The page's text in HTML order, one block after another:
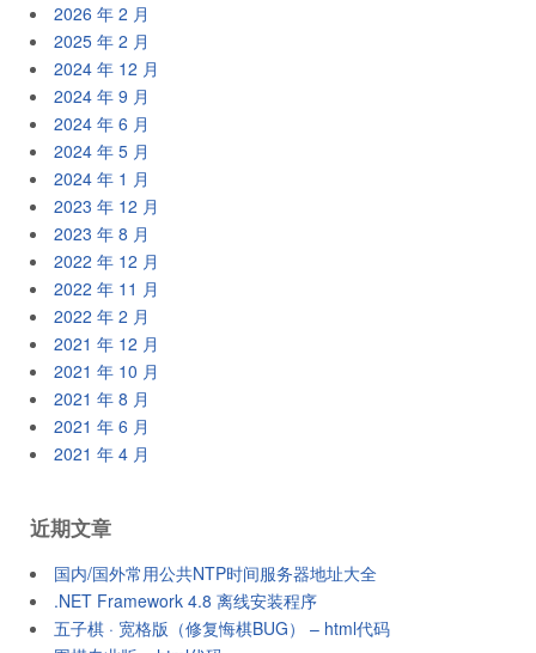
2026 年 2 月
2025 年 2 月
2024 年 12 月
2024 年 9 月
2024 年 6 月
2024 年 5 月
2024 年 1 月
2023 年 12 月
2023 年 8 月
2022 年 12 月
2022 年 11 月
2022 年 2 月
2021 年 12 月
2021 年 10 月
2021 年 8 月
2021 年 6 月
2021 年 4 月
近期文章
国内/国外常用公共NTP时间服务器地址大全
.NET Framework 4.8 离线安装程序
五子棋 · 宽格版（修复悔棋BUG） – html代码